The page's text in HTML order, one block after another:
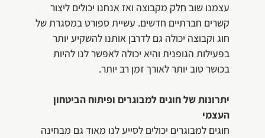
עצמנו שוב חלק מקבוצה ואז אנחנו יכולים ליצור
קשרים חברתיים חדשים. עשיית ספורט במסגרת של
חוג וקבוצה יכולה גם לדרבן אותנו להשקיע יותר
בפעילות הגופנית והיא יכולה לאפשר לנו להיות
בכושר טוב יותר לאורך זמן רב יותר.
יתרונות של חוגים למבוגרים ופיתוח הביטחון
העצמי
חוגים למבוגרים יכולים לסייע לנו מאוד גם מבחינה